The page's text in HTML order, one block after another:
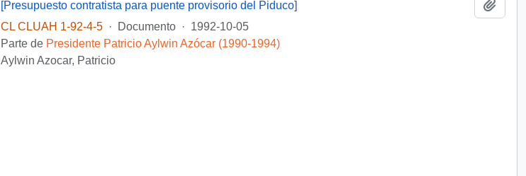
[Presupuesto contratista para puente provisorio del Piduco]
CL CLUAH 1-92-4-5
· Documento · 1992-10-05
Parte de Presidente Patricio Aylwin Azócar (1990-1994)
Aylwin Azocar, Patricio